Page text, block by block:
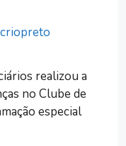
realizou a
no Clube de
especial